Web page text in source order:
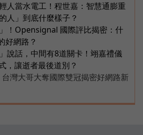
人當水電工！程世嘉：智慧通膨重
人」到底什麼樣子？
！Opensignal 國際評比揭密：什
好網路？
說話，中間有8道關卡！翊嘉禮儀
，讓逝者最後道別？
灣大哥大奪國際雙冠揭密好網路新